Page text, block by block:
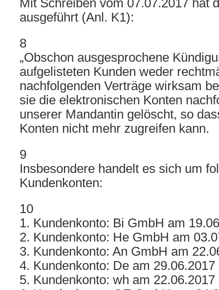
Mit Schreiben vom 07.07.2017 hat
ausgeführt (Anl. K1):
8
„Obschon ausgesprochene
aufgelisteten Kunden weder
nachfolgenden Verträge wirksam
sie die elektronischen Konten
unserer Mandantin gelöscht, so
Konten nicht mehr zugreifen kann.
9
Insbesondere handelt es sich um
Kundenkonten:
10
1. Kundenkonto: Bi GmbH am
2. Kundenkonto: He GmbH am
3. Kundenkonto: An GmbH am
4. Kundenkonto: De am 29.06.2017
5. Kundenkonto: wh am 22.06.2017